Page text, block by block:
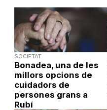
SOCIETAT
Bonadea, una de les
millors opcions de
cuidadors de
persones grans a
Rubí